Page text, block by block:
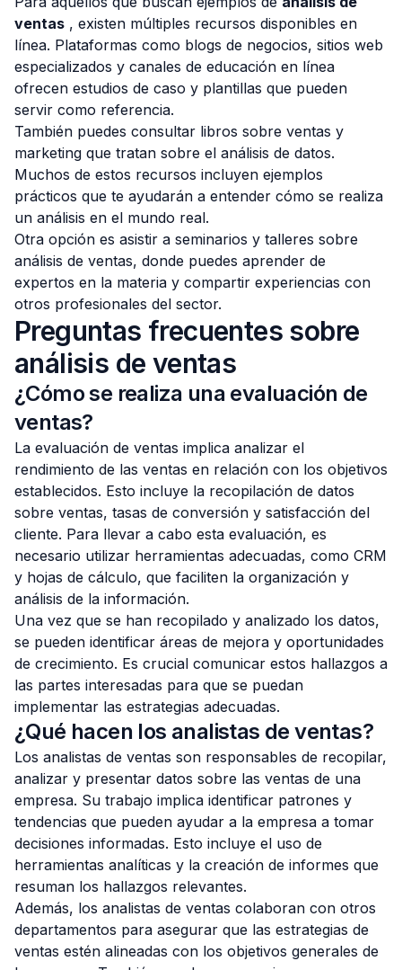
ventas , existen múltiples recursos disponibles en
línea. Plataformas como blogs de negocios, sitios web
especializados y canales de educación en línea
ofrecen estudios de caso y plantillas que pueden
servir como referencia.
También puedes consultar libros sobre ventas y
marketing que tratan sobre el análisis de datos.
Muchos de estos recursos incluyen ejemplos
prácticos que te ayudarán a entender cómo se realiza
un análisis en el mundo real.
Otra opción es asistir a seminarios y talleres sobre
análisis de ventas, donde puedes aprender de
expertos en la materia y compartir experiencias con
otros profesionales del sector.
Preguntas frecuentes sobre
análisis de ventas
¿Cómo se realiza una evaluación de
ventas?
La evaluación de ventas implica analizar el
rendimiento de las ventas en relación con los objetivos
establecidos. Esto incluye la recopilación de datos
sobre ventas, tasas de conversión y satisfacción del
cliente. Para llevar a cabo esta evaluación, es
necesario utilizar herramientas adecuadas, como CRM
y hojas de cálculo, que faciliten la organización y
análisis de la información.
Una vez que se han recopilado y analizado los datos,
se pueden identificar áreas de mejora y oportunidades
de crecimiento. Es crucial comunicar estos hallazgos a
las partes interesadas para que se puedan
implementar las estrategias adecuadas.
¿Qué hacen los analistas de ventas?
Los analistas de ventas son responsables de recopilar,
analizar y presentar datos sobre las ventas de una
empresa. Su trabajo implica identificar patrones y
tendencias que pueden ayudar a la empresa a tomar
decisiones informadas. Esto incluye el uso de
herramientas analíticas y la creación de informes que
resuman los hallazgos relevantes.
Además, los analistas de ventas colaboran con otros
departamentos para asegurar que las estrategias de
ventas estén alineadas con los objetivos generales de